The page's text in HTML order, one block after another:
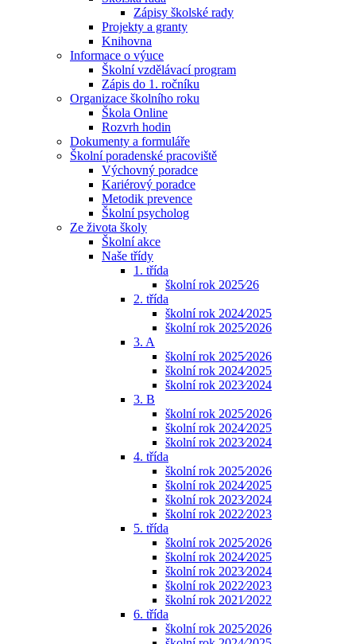
Zápisy školské rady
Projekty a granty
Knihovna
Informace o výuce
Školní vzdělávací program
Zápis do 1. ročníku
Organizace školního roku
Škola Online
Rozvrh hodin
Dokumenty a formuláře
Školní poradenské pracoviště
Výchovný poradce
Kariérový poradce
Metodik prevence
Školní psycholog
Ze života školy
Školní akce
Naše třídy
1. třída
školní rok 2025⁄26
2. třída
školní rok 2024⁄2025
školní rok 2025⁄2026
3. A
školní rok 2025⁄2026
školní rok 2024⁄2025
školní rok 2023⁄2024
3. B
školní rok 2025⁄2026
školní rok 2024⁄2025
školní rok 2023⁄2024
4. třída
školní rok 2025⁄2026
školní rok 2024⁄2025
školní rok 2023⁄2024
školní rok 2022⁄2023
5. třída
školní rok 2025⁄2026
školní rok 2024⁄2025
školní rok 2023⁄2024
školní rok 2022⁄2023
školní rok 2021⁄2022
6. třída
školní rok 2025⁄2026